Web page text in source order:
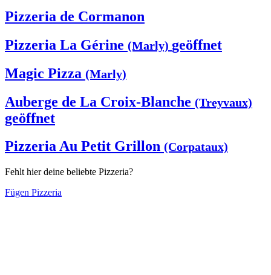
Pizzeria de Cormanon
Pizzeria La Gérine (Marly) geöffnet
Magic Pizza (Marly)
Auberge de La Croix-Blanche (Treyvaux)
geöffnet
Pizzeria Au Petit Grillon (Corpataux)
Fehlt hier deine beliebte Pizzeria?
Fügen Pizzeria